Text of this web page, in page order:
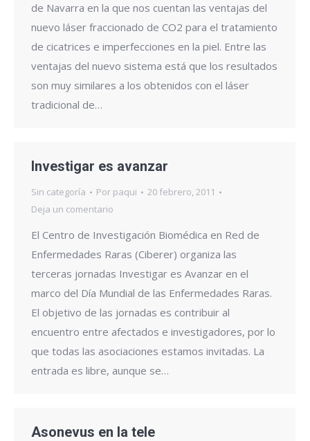
de Navarra en la que nos cuentan las ventajas del
nuevo láser fraccionado de CO2 para el tratamiento
de cicatrices e imperfecciones en la piel. Entre las
ventajas del nuevo sistema está que los resultados
son muy similares a los obtenidos con el láser
tradicional de…
Investigar es avanzar
Sin categoría Por paqui
20 febrero, 2011
Deja un comentario
El Centro de Investigación Biomédica en Red de
Enfermedades Raras (Ciberer) organiza las
terceras jornadas Investigar es Avanzar en el
marco del Día Mundial de las Enfermedades Raras.
El objetivo de las jornadas es contribuir al
encuentro entre afectados e investigadores, por lo
que todas las asociaciones estamos invitadas. La
entrada es libre, aunque se…
Asonevus en la tele